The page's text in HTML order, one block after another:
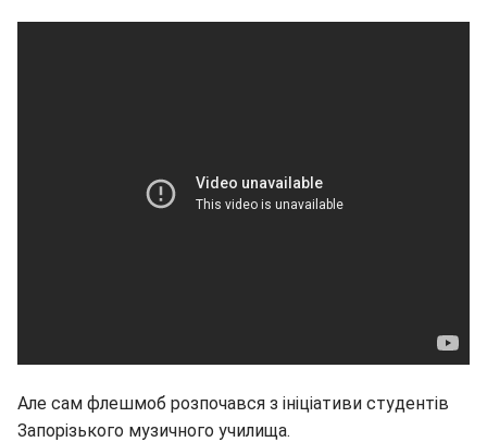
Але сам флешмоб розпочався з ініціативи студентів
Запорізького музичного училища.